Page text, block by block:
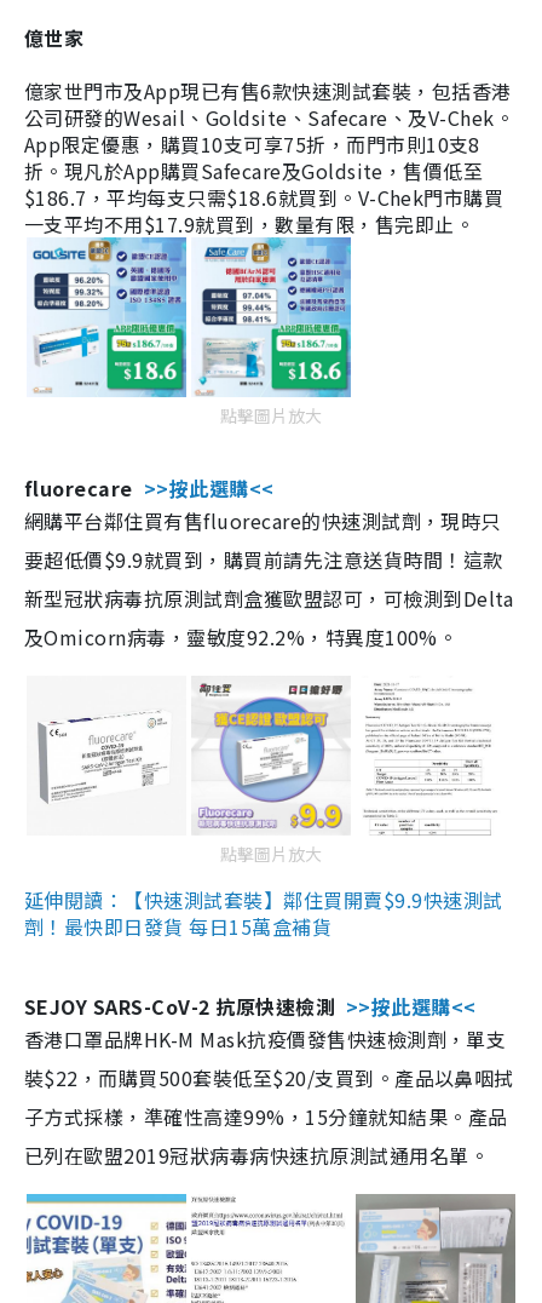
億世家
億家世門市及App現已有售6款快速測試套裝，包括香港
公司研發的Wesail、Goldsite、Safecare、及V-Chek。
App限定優惠，購買10支可享75折，而門市則10支8
折。現凡於App購買Safecare及Goldsite，售價低至
$186.7，平均每支只需$18.6就買到。V-Chek門市購買
一支平均不用$17.9就買到，數量有限，售完即止。
點擊圖片放大
fluorecare >>按此選購<<
網購平台鄰住買有售fluorecare的快速測試劑，現時只
要超低價$9.9就買到，購買前請先注意送貨時間！這款
新型冠狀病毒抗原測試劑盒獲歐盟認可，可檢測到Delta
及Omicorn病毒，靈敏度92.2%，特異度100%。
點擊圖片放大
延伸閱讀：【快速測試套裝】鄰住買開賣$9.9快速測試
劑！最快即日發貨 每日15萬盒補貨
SEJOY SARS-CoV-2 抗原快速檢測 >>按此選購<<
香港口罩品牌HK-M Mask抗疫價發售快速檢測劑，單支
裝$22，而購買500套裝低至$20/支買到。產品以鼻咽拭
子方式採樣，準確性高達99%，15分鐘就知結果。產品
已列在歐盟2019冠狀病毒病快速抗原測試通用名單。